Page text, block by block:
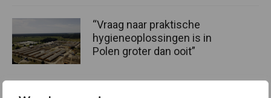
“Vraag naar praktische
hygieneoplossingen is in
Polen groter dan ooit”